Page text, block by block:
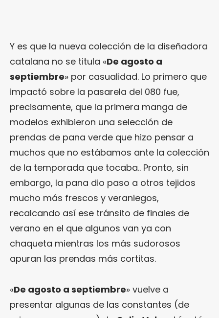
Y es que la nueva colección de la diseñadora
catalana no se titula «De agosto a
septiembre» por casualidad. Lo primero que
impactó sobre la pasarela del 080 fue,
precisamente, que la primera manga de
modelos exhibieron una selección de
prendas de pana verde que hizo pensar a
muchos que no estábamos ante la colección
de la temporada que tocaba.. Pronto, sin
embargo, la pana dio paso a otros tejidos
mucho más frescos y veraniegos,
recalcando así ese tránsito de finales de
verano en el que algunos van ya con
chaqueta mientras los más sudorosos
apuran las prendas más cortitas.
«De agosto a septiembre» vuelve a
presentar algunas de las constantes (de